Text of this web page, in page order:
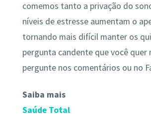
comemos tanto a privação do
níveis de estresse aumentam o
tornando mais difícil manter os
pergunta candente que você quer
pergunte nos comentários ou no
Saiba mais
Saúde Total